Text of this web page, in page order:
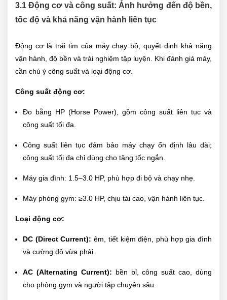
3.1 Động cơ và công suất: Ảnh hưởng đến độ bền,
tốc độ và khả năng vận hành liên tục
Động cơ là trái tim của máy chạy bộ, quyết định khả năng
vận hành, độ bền và trải nghiệm tập luyện. Khi đánh giá máy,
cần chú ý công suất và loại động cơ.
Công suất động cơ:
Đo bằng HP (Horse Power), gồm công suất liên tục và
công suất tối đa.
Công suất liên tục đảm bảo máy chạy ổn định lâu dài;
công suất tối đa chỉ dùng cho tăng tốc ngắn.
Máy gia đình: 1.5–3.0 HP, phù hợp đi bộ và chạy nhẹ.
Máy phòng gym: ≥3.0 HP, chịu tải cao, vận hành liên tục.
Loại động cơ:
DC (Direct Current): êm, tiết kiệm điện, phù hợp gia đình
và cường độ vừa phải.
AC (Alternating Current): bền bỉ, công suất cao, dùng
cho phòng gym và người tập chuyên sâu.